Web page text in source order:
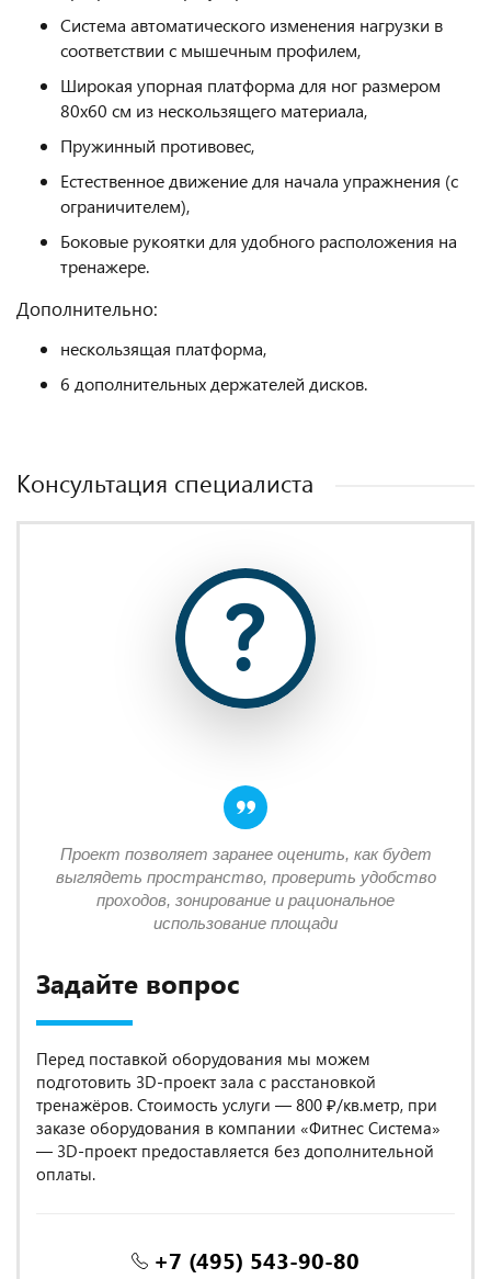
Система автоматического изменения нагрузки в
соответствии с мышечным профилем,
Широкая упорная платформа для ног размером
80x60 см из нескользящего материала,
Пружинный противовес,
Естественное движение для начала упражнения (с
ограничителем),
Боковые рукоятки для удобного расположения на
тренажере.
Дополнительно:
нескользящая платформа,
6 дополнительных держателей дисков.
Консультация специалиста
Задайте вопрос
Перед поставкой оборудования мы можем
подготовить 3D-проект зала с расстановкой
тренажёров. Стоимость услуги — 800 ₽/кв.метр, при
заказе оборудования в компании «Фитнес Система»
— 3D-проект предоставляется без дополнительной
оплаты.
+7 (495) 543-90-80
Проект позволяет заранее оценить, как будет
выглядеть пространство, проверить удобство
проходов, зонирование и рациональное
использование площади